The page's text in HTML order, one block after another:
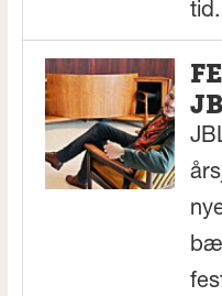
tid.